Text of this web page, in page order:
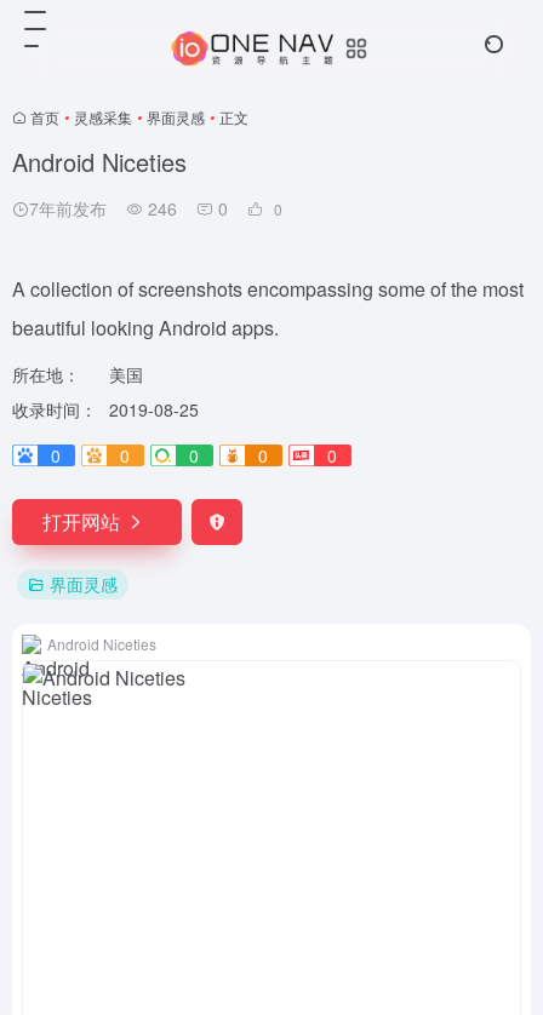
首页 • 灵感采集 • 界面灵感 • 正文
Android Niceties
7年前发布 246 0 0
A collection of screenshots encompassing some of the most
beautiful looking Android apps.
所在地：
美国
收录时间：
2019-08-25
0
0 0 0 0
打开网站
界面灵感
Android Niceties